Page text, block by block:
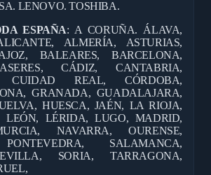
LENOVO. TOSHIBA.
ESPAÑA: A CORUÑA. ÁLAVA,
ALMERÍA, ASTURIAS,
BALEARES, BARCELONA,
CÁDIZ, CANTABRIA,
CUIDAD REAL, CÓRDOBA,
GRANADA, GUADALAJARA,
HUESCA, JAÉN, LA RIOJA,
LEÓN, LÉRIDA, LUGO, MADRID,
NAVARRA, OURENSE,
SALAMANCA,
SORIA, TARRAGONA,